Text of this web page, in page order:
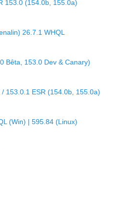
153.0 (154.0b, 155.0a)
26.7.1 WHQL
Bêta, 153.0 Dev & Canary)
153.0.1 ESR (154.0b, 155.0a)
(Win) | 595.84 (Linux)